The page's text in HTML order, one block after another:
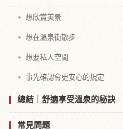
想欣賞美景
想在溫泉街散步
想要私人空間
事先確認會更安心的規定
總結｜舒適享受溫泉的秘訣
常見問題